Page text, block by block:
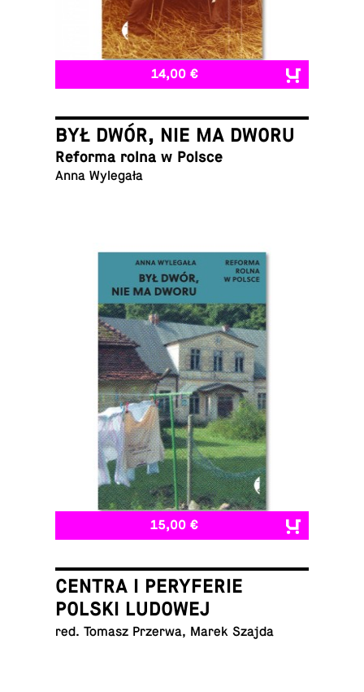
14,00 €
BYŁ DWÓR, NIE MA DWORU
Reforma rolna w Polsce
Anna Wylegała
15,00 €
CENTRA I PERYFERIE
POLSKI LUDOWEJ
red. Tomasz Przerwa, Marek Szajda